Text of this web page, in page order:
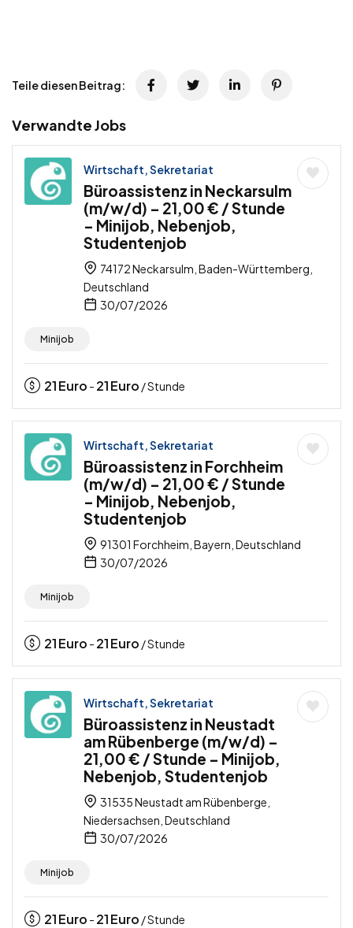
Teile diesen Beitrag:
Verwandte Jobs
Wirtschaft, Sekretariat
Büroassistenz in Neckarsulm
(m/w/d) – 21,00 € / Stunde
– Minijob, Nebenjob,
Studentenjob
74172 Neckarsulm, Baden-Württemberg,
Deutschland
30/07/2026
Minijob
21Euro - 21Euro / Stunde
Wirtschaft, Sekretariat
Büroassistenz in Forchheim
(m/w/d) – 21,00 € / Stunde
– Minijob, Nebenjob,
Studentenjob
91301 Forchheim, Bayern, Deutschland
30/07/2026
Minijob
21Euro - 21Euro / Stunde
Wirtschaft, Sekretariat
Büroassistenz in Neustadt
am Rübenberge (m/w/d) –
21,00 € / Stunde – Minijob,
Nebenjob, Studentenjob
31535 Neustadt am Rübenberge,
Niedersachsen, Deutschland
30/07/2026
Minijob
21Euro - 21Euro / Stunde